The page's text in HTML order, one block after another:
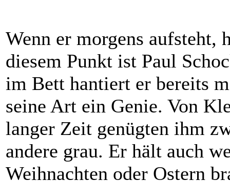
Wenn er morgens aufsteht,
diesem Punkt ist Paul
im Bett hantiert er bereits
seine Art ein Genie. Von
langer Zeit genügten ihm
andere grau. Er hält auch
Weihnachten oder Ostern